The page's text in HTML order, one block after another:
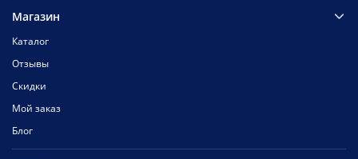
Магазин
Каталог
Отзывы
Скидки
Мой заказ
Блог